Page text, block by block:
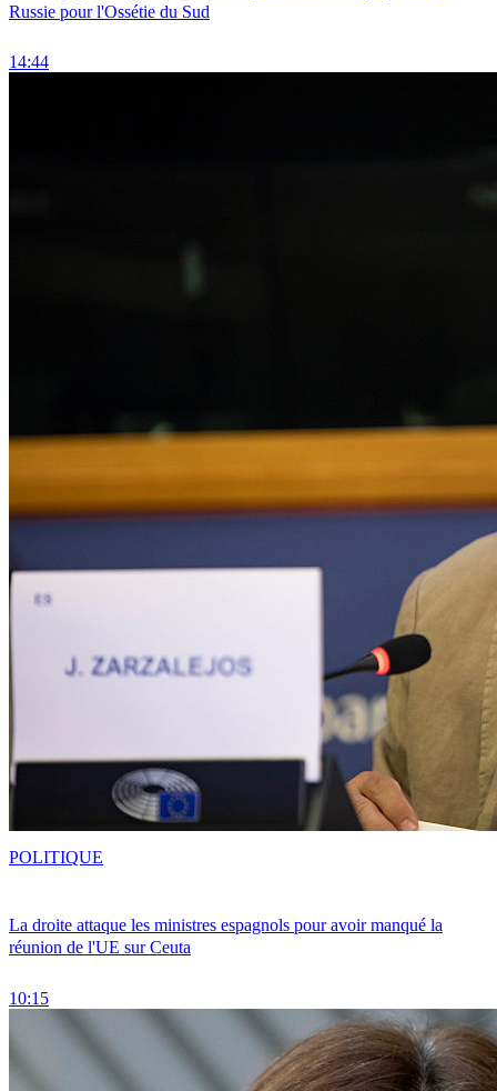
Russie pour l'Ossétie du Sud
14:44
La droite attaque les ministres espagnols pour avoir manqué la
réunion de l'UE sur Ceuta
10:15
POLITIQUE